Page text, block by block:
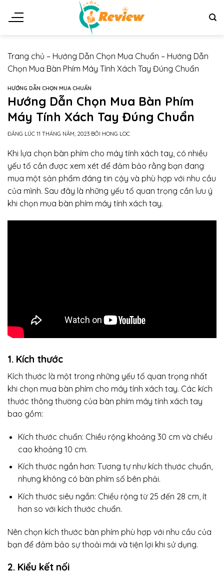
đến
Trang chủ – Hướng Dẫn Chọn Mua Chuẩn – Hướng Dẫn
Chọn Mua Bàn Phím Máy Tính Xách Tay Đúng Chuẩn
HƯỚNG DẪN CHỌN MUA CHUẨN
Hướng Dẫn Chọn Mua Bàn Phím
Máy Tính Xách Tay Đúng Chuẩn
ĐĂNG LÚC 11 THÁNG NĂM, 2023 BỞI HONG LOC
Khi lựa chọn bàn phím cho máy tính xách tay, có nhiều
yếu tố cần được xem xét để đảm bảo rằng bạn đang
mua một sản phẩm đáng tin cậy và phù hợp với nhu cầu
của mình. Sau đây là những yếu tố quan trọng cần lưu ý
khi chọn mua bàn phím máy tính xách tay.
1. Kích thước
Kích thước là một trong những yếu tố quan trọng nhất
khi chọn mua bàn phím cho máy tính xách tay. Các kích
thước thông thường của bàn phím máy tính xách tay
bao gồm:
Kích thước chuẩn: Chiều rộng khoảng 30 cm và chiều
cao khoảng 10 cm.
Kích thước ngắn hơn: Tương tự như kích thước chuẩn,
nhưng không có bàn phím số bên phải.
Kích thước siêu ngắn: Chiều rộng từ 25 đến 28 cm, ít
hơn so với kích thước chuẩn.
Nên chọn kích thước bàn phím phù hợp với nhu cầu của
bạn để đảm bảo sự thoải mái và tiện lợi khi sử dụng.
2. Kiểu kết nối